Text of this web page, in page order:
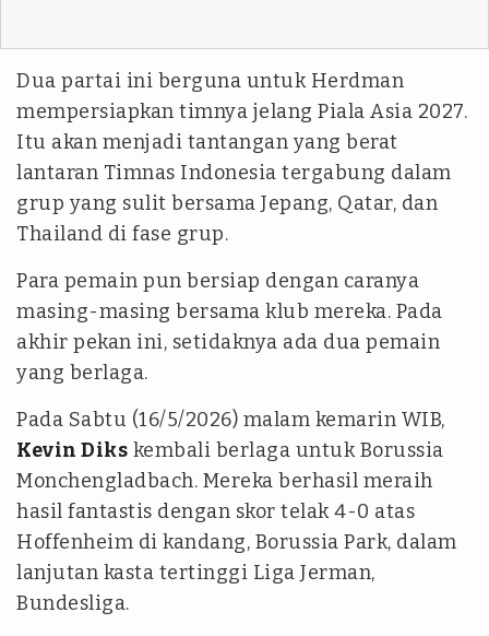
Dua partai ini berguna untuk Herdman
mempersiapkan timnya jelang Piala Asia 2027.
Itu akan menjadi tantangan yang berat
lantaran Timnas Indonesia tergabung dalam
grup yang sulit bersama Jepang, Qatar, dan
Thailand di fase grup.
Para pemain pun bersiap dengan caranya
masing-masing bersama klub mereka. Pada
akhir pekan ini, setidaknya ada dua pemain
yang berlaga.
Pada Sabtu (16/5/2026) malam kemarin WIB,
Kevin Diks kembali berlaga untuk Borussia
Monchengladbach. Mereka berhasil meraih
hasil fantastis dengan skor telak 4-0 atas
Hoffenheim di kandang, Borussia Park, dalam
lanjutan kasta tertinggi Liga Jerman,
Bundesliga.